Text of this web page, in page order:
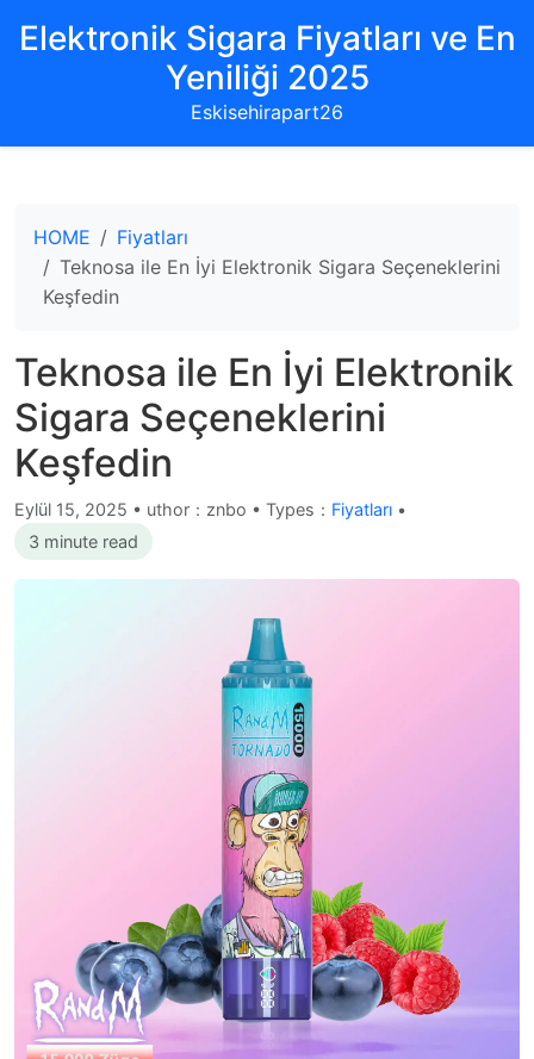
Elektronik Sigara Fiyatları ve En
Yeniliği 2025
Eskisehirapart26
HOME
Fiyatları
Teknosa ile En İyi Elektronik Sigara Seçeneklerini
Keşfedin
Teknosa ile En İyi Elektronik
Sigara Seçeneklerini
Keşfedin
Eylül 15, 2025 • uthor：znbo • Types： Fiyatları •
3 minute read